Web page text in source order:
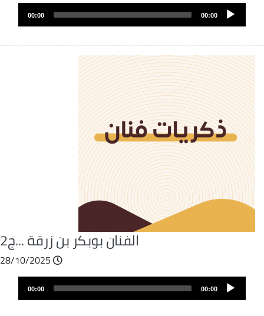
audio
00:00
00:00
الفنان بوبكر بن زرقة ...ج2
Fichier
audio
00:00
00:00